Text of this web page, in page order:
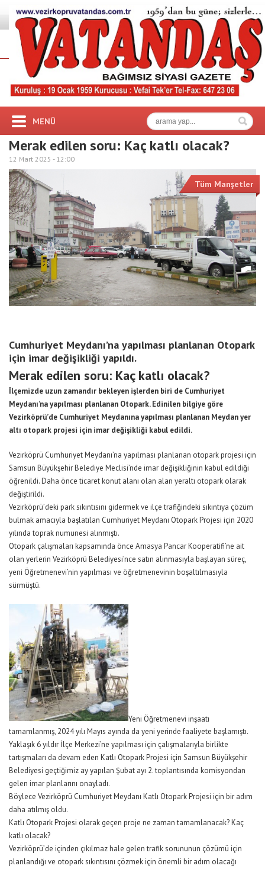
MENÜ
Merak edilen soru: Kaç katlı olacak?
12 Mart 2025 - 12:00
Tüm Manşetler
Cumhuriyet Meydanı’na yapılması planlanan Otopark
için imar değişikliği yapıldı.
Merak edilen soru: Kaç katlı olacak?
İlçemizde uzun zamandır bekleyen işlerden biri de Cumhuriyet
Meydanı’na yapılması planlanan Otopark. Edinilen bilgiye göre
Vezirköprü’de Cumhuriyet Meydanına yapılması planlanan Meydan yer
altı otopark projesi için imar değişikliği kabul edildi.
Vezirköprü Cumhuriyet Meydanı’na yapılması planlanan otopark projesi için
Samsun Büyükşehir Belediye Meclisi’nde imar değişikliğinin kabul edildiği
öğrenildi. Daha önce ticaret konut alanı olan alan yeraltı otopark olarak
değiştirildi.
Vezirköprü’deki park sıkıntısını gidermek ve ilçe trafiğindeki sıkıntıya çözüm
bulmak amacıyla başlatılan Cumhuriyet Meydanı Otopark Projesi için 2020
yılında toprak numunesi alınmıştı.
Otopark çalışmaları kapsamında önce Amasya Pancar Kooperatifi’ne ait
olan yerlerin Vezirköprü Belediyesi’nce satın alınmasıyla başlayan süreç,
yeni Öğretmenevi’nin yapılması ve öğretmenevinin boşaltılmasıyla
sürmüştü.
Yeni Öğretmenevi inşaatı
tamamlanmış, 2024 yılı Mayıs ayında da yeni yerinde faaliyete başlamıştı.
Yaklaşık 6 yıldır İlçe Merkezi’ne yapılması için çalışmalarıyla birlikte
tartışmaları da devam eden Katlı Otopark Projesi için Samsun Büyükşehir
Belediyesi geçtiğimiz ay yapılan Şubat ayı 2. toplantısında komisyondan
gelen imar planlarını onayladı.
Böylece Vezirköprü Cumhuriyet Meydanı Katlı Otopark Projesi için bir adım
daha atılmış oldu.
Katlı Otopark Projesi olarak geçen proje ne zaman tamamlanacak? Kaç
katlı olacak?
Vezirköprü’de içinden çıkılmaz hale gelen trafik sorununun çözümü için
planlandığı ve otopark sıkıntısını çözmek için önemli bir adım olacağı